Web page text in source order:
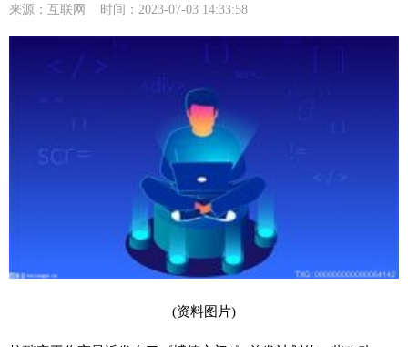
来源：互联网 时间：2023-07-03 14:33:58
(资料图片)